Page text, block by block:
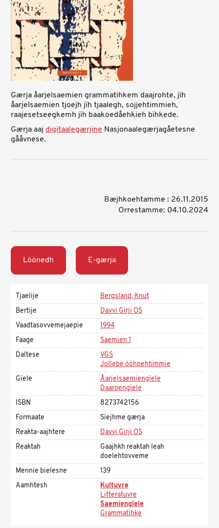
Gærja åarjelsaemien grammatihkem daajrohte, jïh
åarjelsaemien tjoejh jïh tjaalegh, sojjehtimmieh,
raajesetseegkemh jïh baakoedåehkieh bïhkede.
Gærja aajdigitaalegærjineNasjonaalegærjagåetesne
gååvnese.
Bæjhkoehtamme : 26.11.2015
Orrestamme: 04.10.2024
Löönedh E-gærja
Tjaelije
Bergsland, Knut
Bertije
Davvi Girji OS
Vaadtasovvemejaepie
1994
Faage
Saemien 1
Daltese
VGS
Jollebe ööhpehtimmie
Gïele
Åarjelsaemiengïele
Daaroengïele
ISBN
8273742156
Formaate
Sïejhme gærja
Reakta-aajhtere
Davvi Girji OS
Reaktah
Gaajhkh reaktah leah
doelehtovveme
Mennie bielesne
139
Aamhtesh
Kultuvre
Litteratuvre
Saemiengïele
Grammatihke